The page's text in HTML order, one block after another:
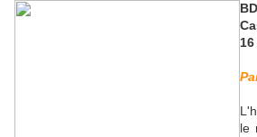
16
le